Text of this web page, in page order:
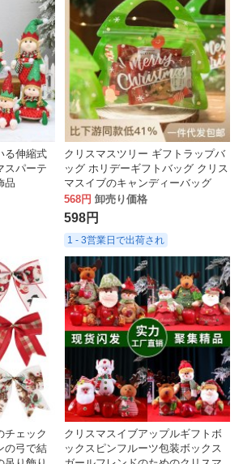
る伸縮式
スパーテ
品
クリスマスツリー ギフトラップバ
ッグ ホリデーギフトバッグ クリス
マスイブのキャンディーバッグ
568円 卸売り価格
598円
1 - 3営業日で出荷され
チェック
の弓で結
クリスマスイブアップルギフトボ
ックスピンフルーツ包装ボックス